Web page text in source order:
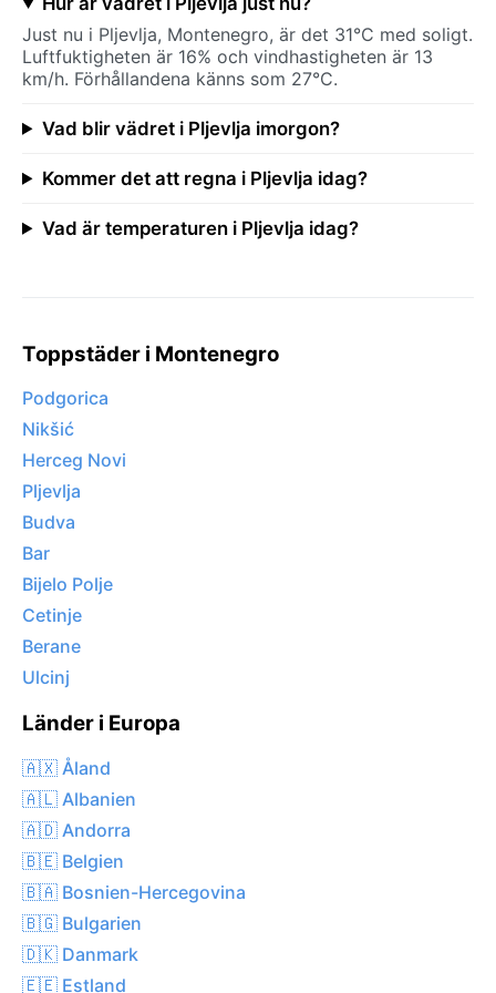
Just nu i Pljevlja, Montenegro, är det 31°C med soligt.
Luftfuktigheten är 16% och vindhastigheten är 13
km/h. Förhållandena känns som 27°C.
Vad blir vädret i Pljevlja imorgon?
Kommer det att regna i Pljevlja idag?
Vad är temperaturen i Pljevlja idag?
Toppstäder i Montenegro
Podgorica
Nikšić
Herceg Novi
Pljevlja
Budva
Bar
Bijelo Polje
Cetinje
Berane
Ulcinj
Länder i Europa
🇦🇽 Åland
🇦🇱 Albanien
🇦🇩 Andorra
🇧🇪 Belgien
🇧🇦 Bosnien-Hercegovina
🇧🇬 Bulgarien
🇩🇰 Danmark
🇪🇪 Estland